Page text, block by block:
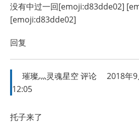
没有中过一回[emoji:d83dde02]
[emoji:d83dde02]
回复
璀璨灬灵魂星空 评论
2018年
12:05
托子来了